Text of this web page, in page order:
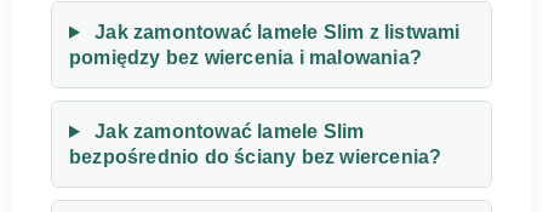
Jak zamontować lamele Slim z listwami
pomiędzy bez wiercenia i malowania?
Jak zamontować lamele Slim
bezpośrednio do ściany bez wiercenia?